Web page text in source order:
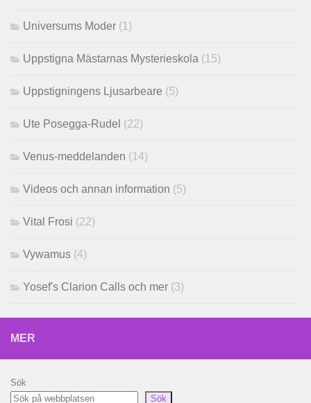
Universums Moder (1)
Uppstigna Mästarnas Mysterieskola (15)
Uppstigningens Ljusarbeare (5)
Ute Posegga-Rudel (22)
Venus-meddelanden (14)
Videos och annan information (5)
Vital Frosi (22)
Vywamus (4)
Yosef's Clarion Calls och mer (3)
MER
Sök
Sök